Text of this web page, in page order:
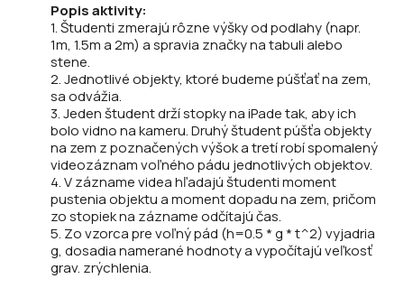
Popis aktivity:
1. Študenti zmerajú rôzne výšky od podlahy (napr.
1m, 1.5m a 2m) a spravia značky na tabuli alebo
stene.
2. Jednotlivé objekty, ktoré budeme púšťať na zem,
sa odvážia.
3. Jeden študent drží stopky na iPade tak, aby ich
bolo vidno na kameru. Druhý študent púšťa objekty
na zem z poznačených výšok a tretí robí spomalený
videozáznam voľného pádu jednotlivých objektov.
4. V zázname videa hľadajú študenti moment
pustenia objektu a moment dopadu na zem, pričom
zo stopiek na zázname odčítajú čas.
5. Zo vzorca pre voľný pád (h=0.5 * g * t^2) vyjadria
g, dosadia namerané hodnoty a vypočítajú veľkosť
grav. zrýchlenia.